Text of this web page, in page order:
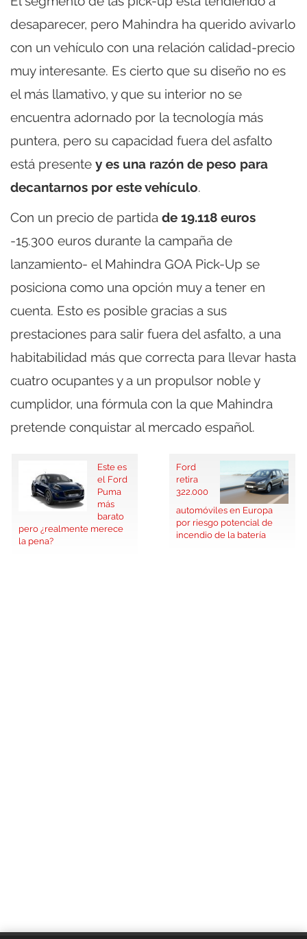
desaparecer, pero Mahindra ha querido avivarlo
con un vehículo con una relación calidad-precio
muy interesante. Es cierto que su diseño no es
el más llamativo, y que su interior no se
encuentra adornado por la tecnología más
puntera, pero su capacidad fuera del asfalto
está presente y es una razón de peso para
decantarnos por este vehículo.
Con un precio de partida de 19.118 euros
-15.300 euros durante la campaña de
lanzamiento- el Mahindra GOA Pick-Up se
posiciona como una opción muy a tener en
cuenta. Esto es posible gracias a sus
prestaciones para salir fuera del asfalto, a una
habitabilidad más que correcta para llevar hasta
cuatro ocupantes y a un propulsor noble y
cumplidor, una fórmula con la que Mahindra
pretende conquistar al mercado español.
Este es
el Ford
Puma
más
barato
pero ¿realmente merece
la pena?
Ford
retira
322.000
automóviles en Europa
por riesgo potencial de
incendio de la batería